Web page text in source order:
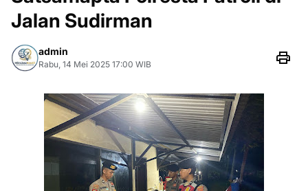
Jalan Sudirman
admin
Rabu, 14 Mei 2025 17:00 WIB